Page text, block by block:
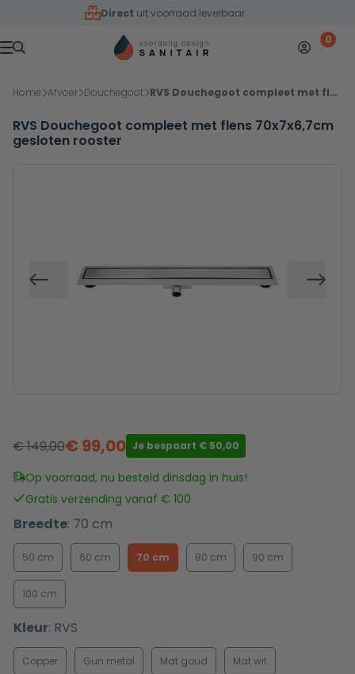
Overslaan naar inhoud
Direct uit voorraad leverbaar
Menu
Mijn 0
Home Afvoer Douchegoot RVS Douchegoot compleet met flens 70x7x6,7cm gesloten rooster
RVS Douchegoot compleet met flens 70x7x6,7cm
gesloten rooster
Vorige
€149,00
Oorspronkelijke
prijs
was:
€ 149,00.
€ 99,00
Huidige
prijs
is:
€ 99,00.
Je bespaart € 50,00
Op voorraad, nu besteld dinsdag in huis!
Gratis verzending vanaf € 100
Breedte: 70 cm
50 cm 60 cm 70 cm 80 cm 90 cm
100 cm
Kleur: RVS
Copper Gun metal Mat goud Mat wit